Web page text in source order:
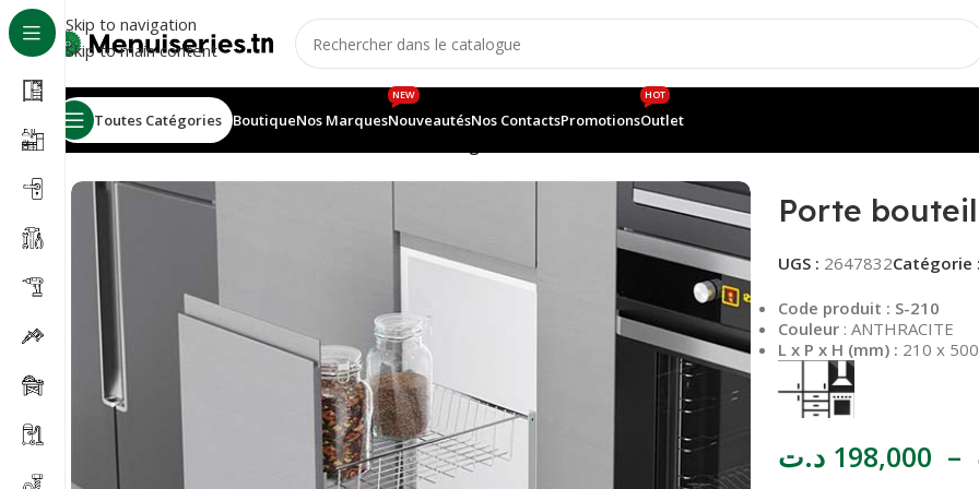
Skip to navigation
Skip to main content
Toutes Catégories BoutiqueNos MarquesNouveautés
NEW
Nos ContactsPromotionsOutlet
HOT
Accueil/Accessoires cuisines
Porte
UGS : 2647832Catégorie
Code produit : S-210
Couleur: ANTHRACITE
L x P x H (mm) : 210 x
198,000 د.ت –